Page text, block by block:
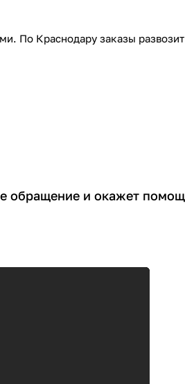
По Краснодару заказы развозит
обращение и окажет